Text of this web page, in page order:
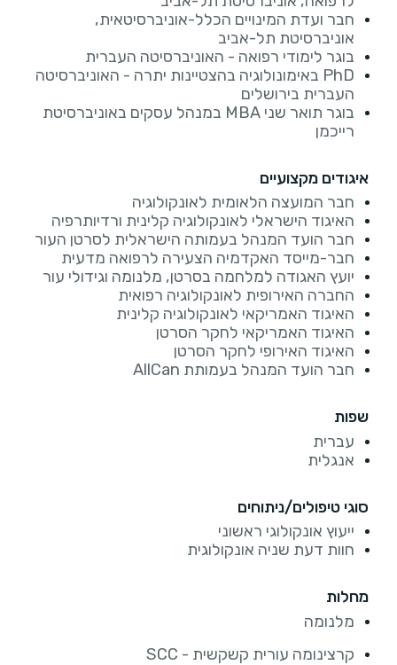
חבר ועדת המינויים הכלל-אוניברסיטאית,
אוניברסיטת תל-אביב
בוגר לימודי רפואה - האוניברסיטה העברית
PhD באימונולוגיה בהצטיינות יתרה - האוניברסיטה
העברית בירושלים
בוגר תואר שני MBA במנהל עסקים באוניברסיטת
רייכמן
איגודים מקצועיים
חבר המועצה הלאומית לאונקולוגיה
האיגוד הישראלי לאונקולוגיה קלינית ורדיותרפיה
חבר הועד המנהל בעמותה הישראלית לסרטן העור
חבר-מייסד האקדמיה הצעירה לרפואה מדעית
יועץ האגודה למלחמה בסרטן, מלנומה וגידולי עור
החברה האירופית לאונקולוגיה רפואית
האיגוד האמריקאי לאונקולוגיה קלינית
האיגוד האמריקאי לחקר הסרטן
האיגוד האירופי לחקר הסרטן
חבר הועד המנהל בעמותת AllCan
שפות
עברית
אנגלית
סוגי טיפולים/ניתוחים
ייעוץ אונקולוגי ראשוני
חוות דעת שניה אונקולוגית
מחלות
מלנומה
קרצינומה עורית קשקשית - SCC